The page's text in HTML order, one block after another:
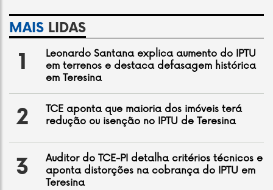
MAIS LIDAS
1
Leonardo Santana explica aumento do IPTU
em terrenos e destaca defasagem histórica
em Teresina
2
TCE aponta que maioria dos imóveis terá
redução ou isenção no IPTU de Teresina
3
Auditor do TCE-PI detalha critérios técnicos e
aponta distorções na cobrança do IPTU em
Teresina